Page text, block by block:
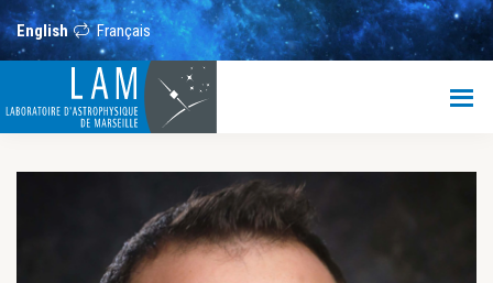
to
main
content
to
footer
English Français